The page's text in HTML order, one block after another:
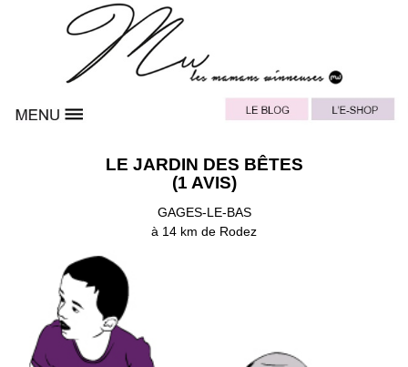
LE JARDIN DES BÊTES
(1 AVIS)
GAGES-LE-BAS
à 14 km de Rodez